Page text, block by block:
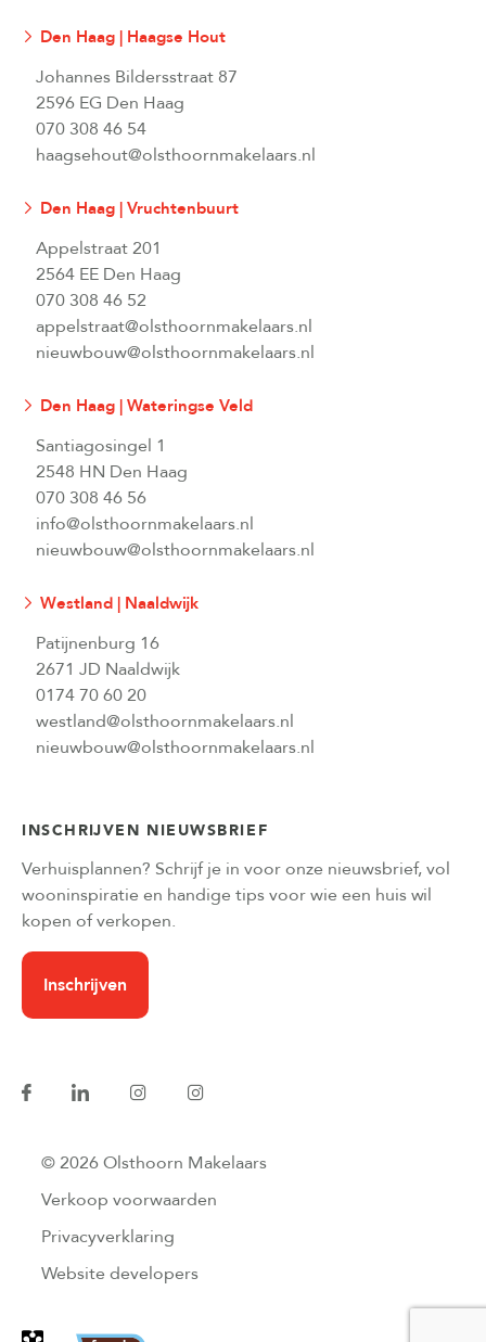
Den Haag | Haagse Hout
Johannes Bildersstraat 87
2596 EG Den Haag
070 308 46 54
haagsehout@olsthoornmakelaars.nl
Den Haag | Vruchtenbuurt
Appelstraat 201
2564 EE Den Haag
070 308 46 52
appelstraat@olsthoornmakelaars.nl
nieuwbouw@olsthoornmakelaars.nl
Den Haag | Wateringse Veld
Santiagosingel 1
2548 HN Den Haag
070 308 46 56
info@olsthoornmakelaars.nl
nieuwbouw@olsthoornmakelaars.nl
Westland | Naaldwijk
Patijnenburg 16
2671 JD Naaldwijk
0174 70 60 20
westland@olsthoornmakelaars.nl
nieuwbouw@olsthoornmakelaars.nl
INSCHRIJVEN NIEUWSBRIEF
Verhuisplannen? Schrijf je in voor onze nieuwsbrief, vol
wooninspiratie en handige tips voor wie een huis wil
kopen of verkopen.
Inschrijven
© 2026 Olsthoorn Makelaars
Verkoop voorwaarden
Privacyverklaring
Website developers